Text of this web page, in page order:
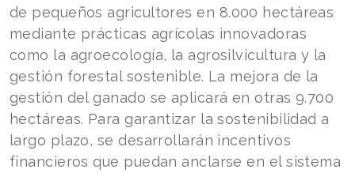
de pequeños agricultores en 8.000 hectáreas
mediante prácticas agrícolas innovadoras
como la agroecología, la agrosilvicultura y la
gestión forestal sostenible. La mejora de la
gestión del ganado se aplicará en otras 9.700
hectáreas. Para garantizar la sostenibilidad a
largo plazo, se desarrollarán incentivos
financieros que puedan anclarse en el sistema